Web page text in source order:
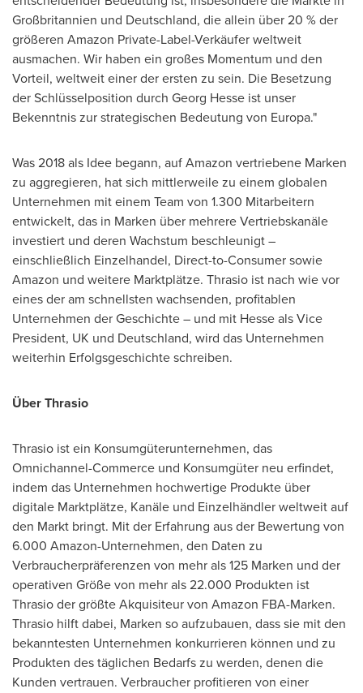
Großbritannien und Deutschland, die allein über 20 % der
größeren Amazon Private-Label-Verkäufer weltweit
ausmachen. Wir haben ein großes Momentum und den
Vorteil, weltweit einer der ersten zu sein. Die Besetzung
der Schlüsselposition durch Georg Hesse ist unser
Bekenntnis zur strategischen Bedeutung von Europa."
Was 2018 als Idee begann, auf Amazon vertriebene Marken
zu aggregieren, hat sich mittlerweile zu einem globalen
Unternehmen mit einem Team von 1.300 Mitarbeitern
entwickelt, das in Marken über mehrere Vertriebskanäle
investiert und deren Wachstum beschleunigt –
einschließlich Einzelhandel, Direct-to-Consumer sowie
Amazon und weitere Marktplätze. Thrasio ist nach wie vor
eines der am schnellsten wachsenden, profitablen
Unternehmen der Geschichte – und mit Hesse als Vice
President, UK und Deutschland, wird das Unternehmen
weiterhin Erfolgsgeschichte schreiben.
Über Thrasio
Thrasio ist ein Konsumgüterunternehmen, das
Omnichannel-Commerce und Konsumgüter neu erfindet,
indem das Unternehmen hochwertige Produkte über
digitale Marktplätze, Kanäle und Einzelhändler weltweit auf
den Markt bringt. Mit der Erfahrung aus der Bewertung von
6.000 Amazon-Unternehmen, den Daten zu
Verbraucherpräferenzen von mehr als 125 Marken und der
operativen Größe von mehr als 22.000 Produkten ist
Thrasio der größte Akquisiteur von Amazon FBA-Marken.
Thrasio hilft dabei, Marken so aufzubauen, dass sie mit den
bekanntesten Unternehmen konkurrieren können und zu
Produkten des täglichen Bedarfs zu werden, denen die
Kunden vertrauen. Verbraucher profitieren von einer